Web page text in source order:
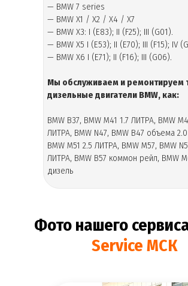
— BMW 7 series
— BMW X1 / X2 / X4 / X7
— BMW X3: I (E83); II (F25); III (G01).
— BMW X5 I (E53); II (E70); III (F15); IV
— BMW X6 I (E71); II (F16); III (G06).
Мы обслуживаем и ремонтируем
дизельные двигатели BMW, как:
BMW B37, BMW M41 1.7 ЛИТРА, BMW
ЛИТРА, BMW N47, BMW B47 объема
BMW M51 2.5 ЛИТРА, BMW M57, BMW
ЛИТРА, BMW B57 коммон рейл, BMW
дизель
Фото нашего
Service МСК